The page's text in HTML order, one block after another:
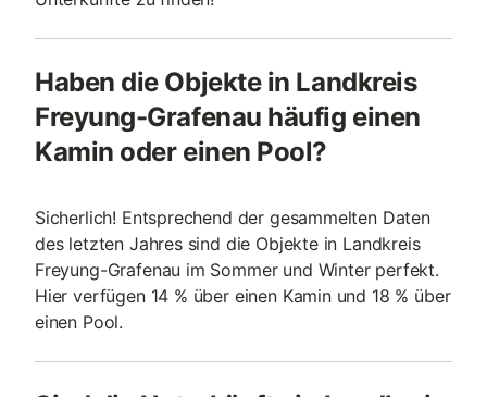
Haben die Objekte in Landkreis
Freyung-Grafenau häufig einen
Kamin oder einen Pool?
Sicherlich! Entsprechend der gesammelten Daten
des letzten Jahres sind die Objekte in Landkreis
Freyung-Grafenau im Sommer und Winter perfekt.
Hier verfügen 14 % über einen Kamin und 18 % über
einen Pool.